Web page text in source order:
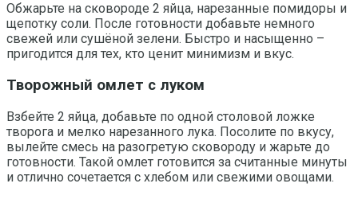
Обжарьте на сковороде 2 яйца, нарезанные помидоры и
щепотку соли. После готовности добавьте немного
свежей или сушёной зелени. Быстро и насыщенно –
пригодится для тех, кто ценит минимизм и вкус.
Творожный омлет с луком
Взбейте 2 яйца, добавьте по одной столовой ложке
творога и мелко нарезанного лука. Посолите по вкусу,
вылейте смесь на разогретую сковороду и жарьте до
готовности. Такой омлет готовится за считанные минуты
и отлично сочетается с хлебом или свежими овощами.